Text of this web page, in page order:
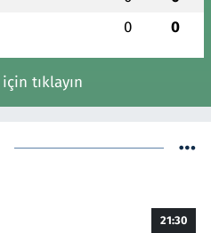
0 0
tıklayın
21:30